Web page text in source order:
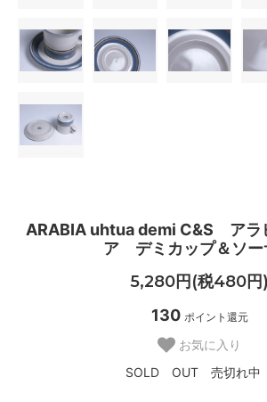
ARABIA uhtua demi C&S ア
ア デミカップ＆ソー
5,280円(税480円)
130 ポイント還元
お気に入り
SOLD OUT 売切れ中